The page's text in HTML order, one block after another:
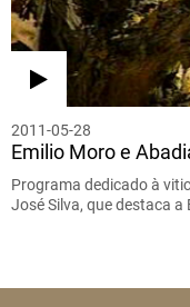
2011-05-28
Emilio Moro e
Programa dedicado à
José Silva, que destaca